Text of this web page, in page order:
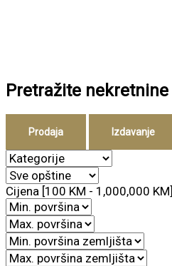
Pretražite nekretnine
Prodaja Izdavanje
Cijena [100 KM - 1,000,000 KM]